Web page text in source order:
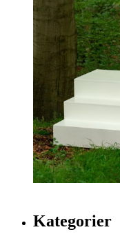
Kategorier